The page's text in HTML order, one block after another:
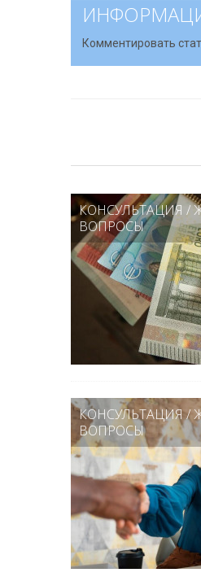
Комментировать
КОНСУЛЬТАЦИЯ /
ВОПРОСЫ
КОНСУЛЬТАЦИЯ/
ВОПРОСЫ